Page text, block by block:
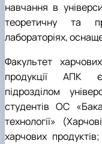
навчання в
теоретичну та
лабораторіях,
Факультет
продукції АПК
підрозділом
студентів ОС
технології»
харчових